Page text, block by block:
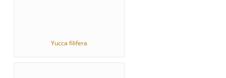
Yucca filifera